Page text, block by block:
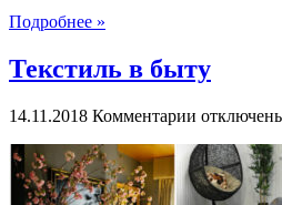
Подробнее »
Текстиль в быту
14.11.2018 Комментарии к
Текстиль
в
быту